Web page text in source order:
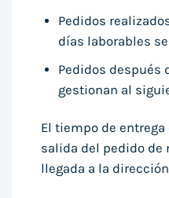
Pedidos
días laborables
Pedidos después
gestionan al
El tiempo de
salida del pedido de
llegada a la